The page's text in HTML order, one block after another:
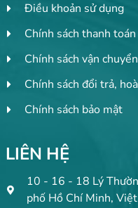
Điều khoản sử dụng
Chính sách thanh toán
Chính sách vận chuyển
Chính sách đổi trả,
Chính sách bảo mật
LIÊN HỆ
10 - 16 - 18 Lý
phố Hồ Chí Minh,